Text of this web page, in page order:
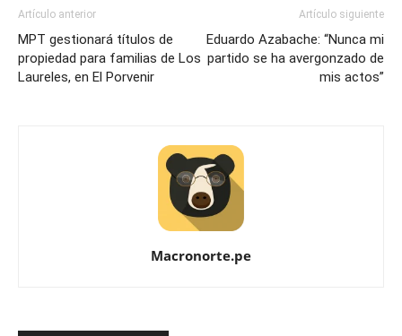
Artículo anterior
MPT gestionará títulos de
propiedad para familias de Los
Laureles, en El Porvenir
Artículo siguiente
Eduardo Azabache: “Nunca mi
partido se ha avergonzado de
mis actos”
Macronorte.pe